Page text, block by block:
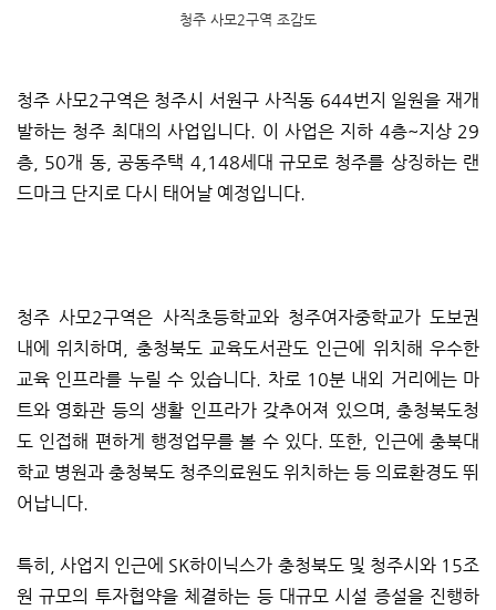
청주 사모2구역 조감도
청주 사모2구역은 청주시 서원구 사직동 644번지 일원을 재개
발하는 청주 최대의 사업입니다. 이 사업은 지하 4층~지상 29
층, 50개 동, 공동주택 4,148세대 규모로 청주를 상징하는 랜
드마크 단지로 다시 태어날 예정입니다.
청주 사모2구역은 사직초등학교와 청주여자중학교가 도보권
내에 위치하며, 충청북도 교육도서관도 인근에 위치해 우수한
교육 인프라를 누릴 수 있습니다. 차로 10분 내외 거리에는 마
트와 영화관 등의 생활 인프라가 갖추어져 있으며, 충청북도청
도 인접해 편하게 행정업무를 볼 수 있다. 또한, 인근에 충북대
학교 병원과 충청북도 청주의료원도 위치하는 등 의료환경도 뛰
어납니다.
특히, 사업지 인근에 SK하이닉스가 충청북도 및 청주시와 15조
원 규모의 투자협약을 체결하는 등 대규모 시설 증설을 진행하